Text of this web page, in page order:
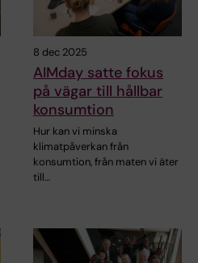
8 dec 2025
AIMday satte fokus
på vägar till hållbar
konsumtion
Hur kan vi minska
klimatpåverkan från
konsumtion, från maten vi äter
till…